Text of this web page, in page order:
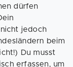
dürfen
jedoch
beim
Du musst
erfassen, um